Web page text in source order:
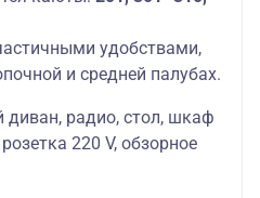
удобствами,
и средней палубах.
диван, радио, стол, шкаф
220 V, обзорное